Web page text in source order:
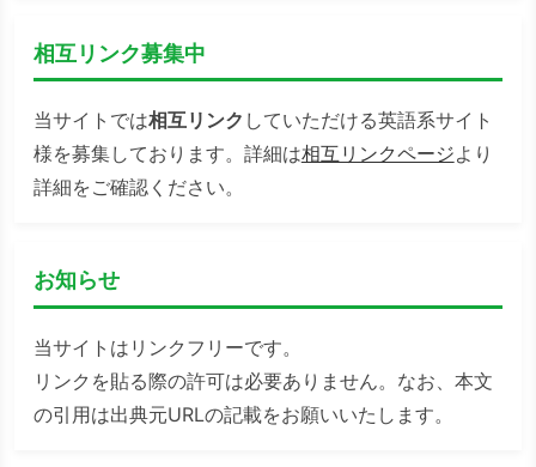
相互リンク募集中
当サイトでは相互リンク していただける英語系サイト
様を募集しております。詳細は相互リンクページより
詳細をご確認ください。
お知らせ
当サイトはリンクフリーです。
リンクを貼る際の許可は必要ありません。なお、本文
の引用は出典元URLの記載をお願いいたします。